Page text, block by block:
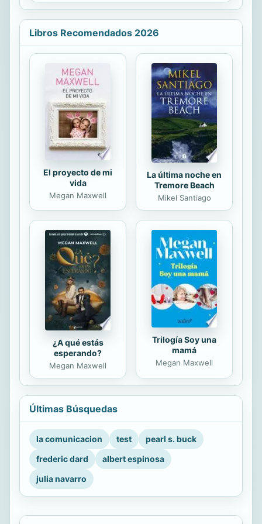
caminaba por...
consecuencia de una posesión
demoníaca. De manera paralela se
misteriosamente carbonizado de un
alto jerarca eclesiástico. Se trata de
dos hechos sin aparente conexión
entre sí, aunque tal vez están
relacionados de alguna forma
siniestra y oscura... Meriet, el
llamado «novicio del diablo», es
acusado del crimen, y Fray Cadfael,...
Libros Recomendados 2026
El proyecto de mi
vida
Megan Maxwell
La última noche en
Tremore Beach
Mikel Santiago
¿A qué estás
esperando?
Megan Maxwell
Trilogía Soy una
mamá
Megan Maxwell
Últimas Búsquedas
la comunicacion test
pearl s. buck
frederic dard
albert espinosa
julia navarro